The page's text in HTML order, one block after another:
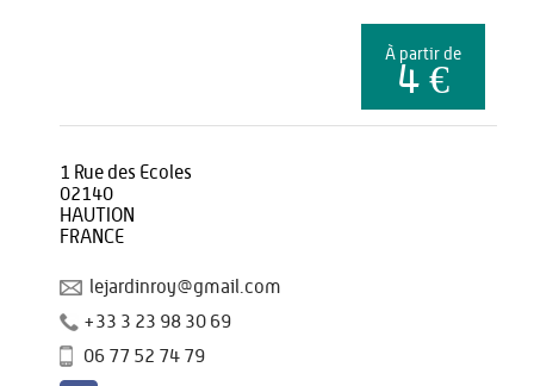
À partir de
4 €
1 Rue des Ecoles
02140
HAUTION
FRANCE
lejardinroy@gmail.com
+33 3 23 98 30 69
06 77 52 74 79